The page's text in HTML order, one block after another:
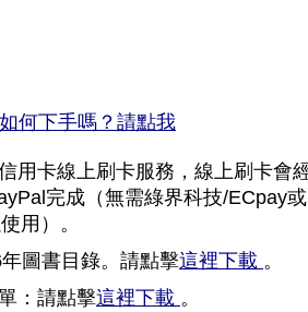
何下手嗎？請點我
用卡線上刷卡服務，線上刷卡會
完成（無需綠界科技/ECpay或
用）。
年圖書目錄。請點擊這裡下載 。
：請點擊這裡下載 。